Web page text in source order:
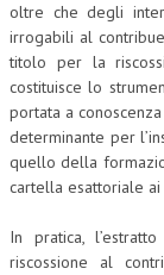
TRANSFER
PRASSI
TRIBUTARIA
EUROPEA
oltre che degli
irrogabili al
titolo per la
costituisce lo
portata a
determinante per
quello della
cartella esattoriale ai
In pratica,
riscossione al